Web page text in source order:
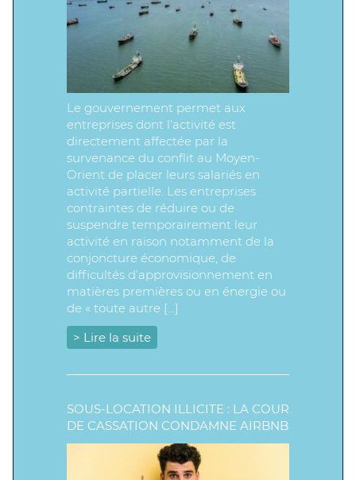
Le gouvernement permet aux
entreprises dont l’activité est
directement affectée par la
survenance du conflit au Moyen-
Orient de placer leurs salariés en
activité partielle. Les entreprises
contraintes de réduire ou de
suspendre temporairement leur
activité en raison notamment de la
conjoncture économique, de
difficultés d’approvisionnement en
matières premières ou en énergie ou
de « toute autre […]
> Lire la suite
SOUS-LOCATION ILLICITE : LA COUR
DE CASSATION CONDAMNE AIRBNB